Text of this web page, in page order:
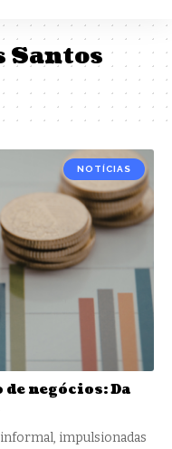
Santos
NOTÍCIAS
negócios: Da
impulsionadas